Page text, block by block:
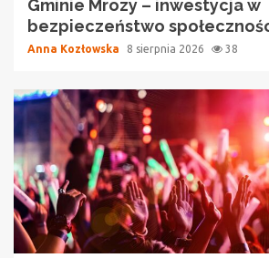
Gminie Mrozy – inwestycja w
bezpieczeństwo
Anna Kozłowska 8 sierpnia 2026 38